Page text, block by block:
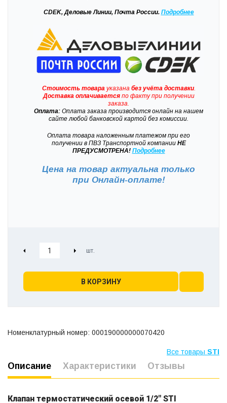
CDEK, Деловые Линии, Почта России. Подробнее
Стоимость товарауказана без учёта доставки.
Доставкаоплачиваетсяпо факту при получении
заказа.
Оплата: Оплата заказа производится онлайн на нашем
сайте любой банковской картой без комиссии.
Оплата товара наложенным платежом при его
получении в ПВЗ Транспортной компанииНЕ
ПРЕДУСМОТРЕНА! Подробнее
Цена на товар актуальна только
при Онлайн-оплате!
В КОРЗИНУ
Номенклатурный номер: 000190000000070420
Все товары STI
Описание Характеристики Отзывы
Клапан термостатический осевой 1/2" STI